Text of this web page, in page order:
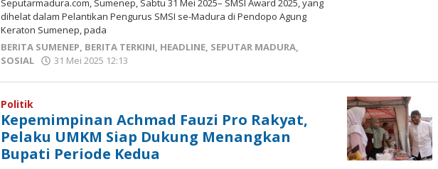
Seputarmadura.com, Sumenep, Sabtu 31 Mei 2025– SMSI Award 2025, yang
dihelat dalam Pelantikan Pengurus SMSI se-Madura di Pendopo Agung
Keraton Sumenep, pada
BERITA SUMENEP, BERITA TERKINI, HEADLINE, SEPUTAR MADURA,
SOSIAL
31 Mei 2025 12:13
Politik
Kepemimpinan Achmad Fauzi Pro Rakyat,
Pelaku UMKM Siap Dukung Menangkan
Bupati Periode Kedua